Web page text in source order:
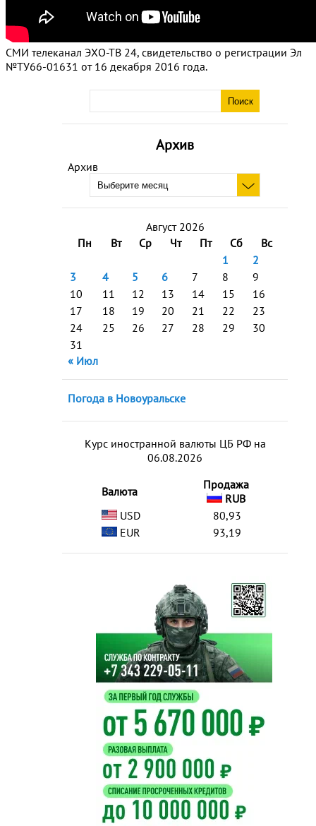
Архив
Архив
Август 2026
Пн
Вт Ср Чт Пт Сб
Вс
1
2
3
4 5 6 7 8
9
10
11 12 13 14 15
16
17
18 19 20 21 22
23
24
25 26 27 28 29
30
31
« Июл
Погода в Новоуральске
Курс иностранной валюты ЦБ РФ на
06.08.2026
Валюта
Продажа
RUB
USD
80,93
EUR
93,19
СМИ телеканал ЭХО-ТВ 24, свидетельство о регистрации Эл
№ТУ66-01631 от 16 декабря 2016 года.